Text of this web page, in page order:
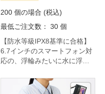
200 個の場合 (税込)
最低ご注文数： 30 個
【防水等級IPX8基準に合格】
6.7インチのスマートフォン対
応の、浮輪みたいに水に浮く